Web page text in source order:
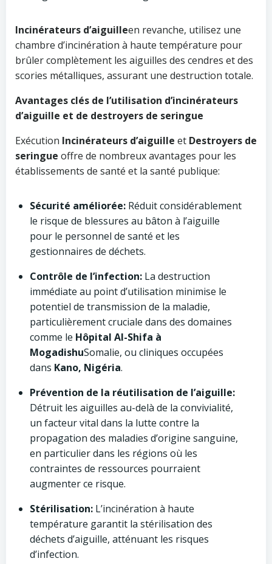
Incinérateurs d’aiguilleen revanche, utilisez une
chambre d’incinération à haute température pour
brûler complètement les aiguilles des cendres et des
scories métalliques, assurant une destruction totale.
Avantages clés de l’utilisation d’incinérateurs
d’aiguille et de destroyers de seringue
Exécution Incinérateurs d’aiguille et Destroyers de
seringue offre de nombreux avantages pour les
établissements de santé et la santé publique:
Sécurité améliorée: Réduit considérablement
le risque de blessures au bâton à l’aiguille
pour le personnel de santé et les
gestionnaires de déchets.
Contrôle de l’infection: La destruction
immédiate au point d’utilisation minimise le
potentiel de transmission de la maladie,
particulièrement cruciale dans des domaines
comme le Hôpital Al-Shifa à
MogadishuSomalie, ou cliniques occupées
dans Kano, Nigéria.
Prévention de la réutilisation de l’aiguille:
Détruit les aiguilles au-delà de la convivialité,
un facteur vital dans la lutte contre la
propagation des maladies d’origine sanguine,
en particulier dans les régions où les
contraintes de ressources pourraient
augmenter ce risque.
Stérilisation: L’incinération à haute
température garantit la stérilisation des
déchets d’aiguille, atténuant les risques
d’infection.